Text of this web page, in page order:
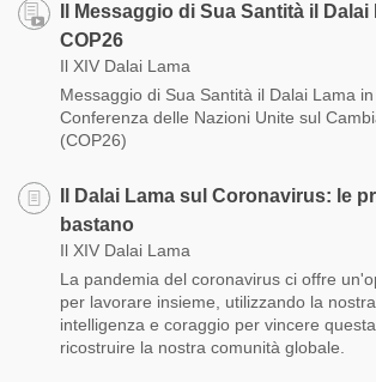
Il Messaggio di Sua Santità il Dalai
COP26
Il XIV Dalai Lama
Messaggio di Sua Santità il Dalai Lama
Conferenza delle Nazioni Unite sul
(COP26)
Il Dalai Lama sul Coronavirus: le
bastano
Il XIV Dalai Lama
La pandemia del coronavirus ci offre
per lavorare insieme, utilizzando la
intelligenza e coraggio per vincere
ricostruire la nostra comunità globale.